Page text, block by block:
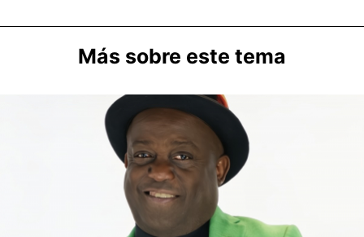
Más sobre este tema